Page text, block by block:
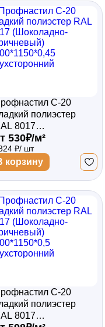
С-20
полиэстер
8017
530₽/м²
₽/ шт
корзину
С-20
полиэстер
8017